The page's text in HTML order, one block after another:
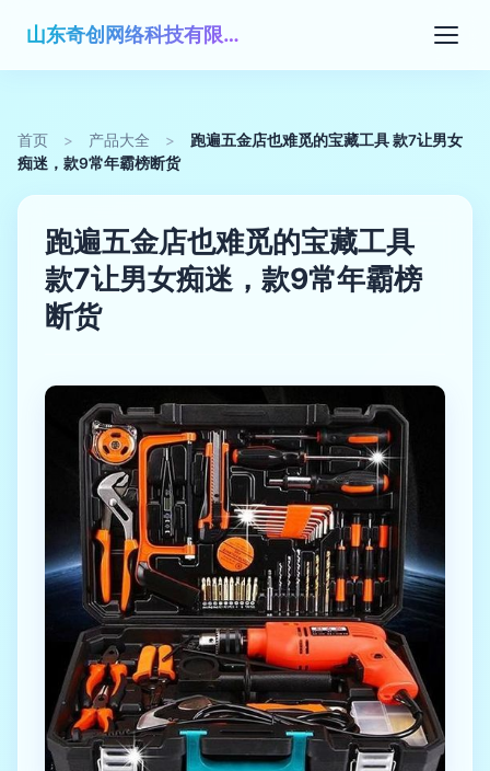
山东奇创网络科技有限公司
首页 > 产品大全 >
跑遍五金店也难觅的宝藏工具 款7让男女
痴迷，款9常年霸榜断货
跑遍五金店也难觅的宝藏工具
款7让男女痴迷，款9常年霸榜
断货